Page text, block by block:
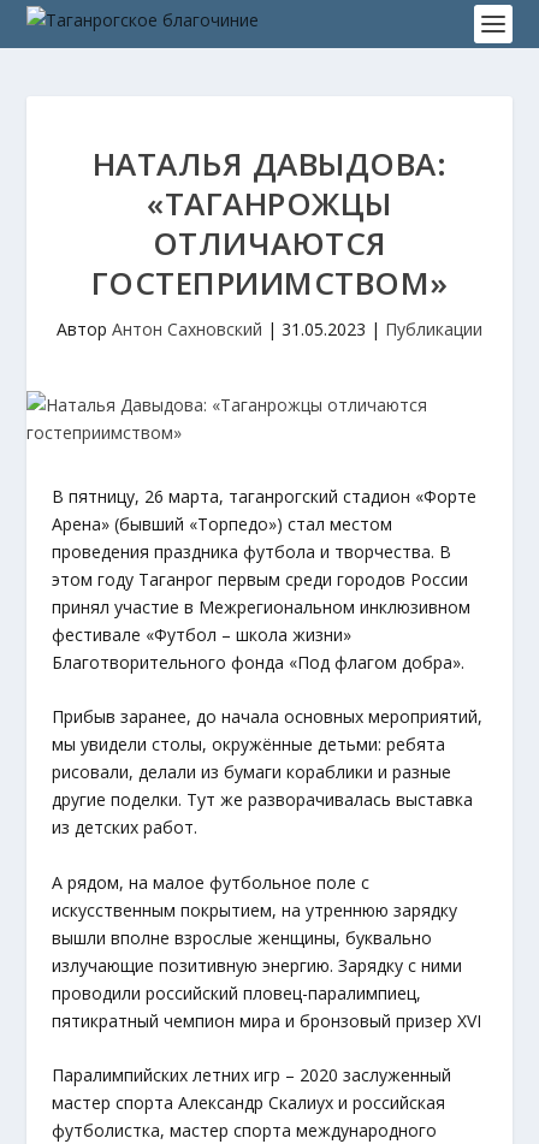
НАТАЛЬЯ ДАВЫДОВА:
«ТАГАНРОЖЦЫ
ОТЛИЧАЮТСЯ
ГОСТЕПРИИМСТВОМ»
Автор Антон Сахновский | 31.05.2023 | Публикации
В пятницу, 26 марта, таганрогский стадион «Форте
Арена» (бывший «Торпедо») стал местом
проведения праздника футбола и творчества. В
этом году Таганрог первым среди городов России
принял участие в Межрегиональном инклюзивном
фестивале «Футбол – школа жизни»
Благотворительного фонда «Под флагом добра».
Прибыв заранее, до начала основных мероприятий,
мы увидели столы, окружённые детьми: ребята
рисовали, делали из бумаги кораблики и разные
другие поделки. Тут же разворачивалась выставка
из детских работ.
А рядом, на малое футбольное поле с
искусственным покрытием, на утреннюю зарядку
вышли вполне взрослые женщины, буквально
излучающие позитивную энергию. Зарядку с ними
проводили российский пловец-паралимпиец,
пятикратный чемпион мира и бронзовый призер XVI
Паралимпийских летних игр – 2020 заслуженный
мастер спорта Александр Скалиух и российская
футболистка, мастер спорта международного